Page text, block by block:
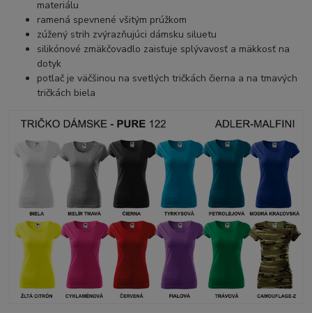
materiálu
ramená spevnené všitým prúžkom
zúžený strih zvýrazňujúci dámsku siluetu
silikónové zmäkčovadlo zaisťuje splývavosť a mäkkosť na
dotyk
potlač je väčšinou na svetlých tričkách čierna a na tmavých
tričkách biela